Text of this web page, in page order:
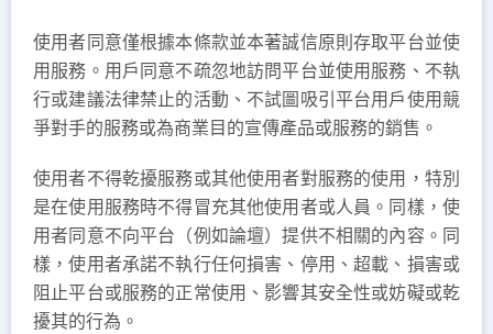
使用者同意僅根據本條款並本著誠信原則存取平台並使
用服務。用戶同意不疏忽地訪問平台並使用服務、不執
行或建議法律禁止的活動、不試圖吸引平台用戶使用競
爭對手的服務或為商業目的宣傳產品或服務的銷售。
使用者不得乾擾服務或其他使用者對服務的使用，特別
是在使用服務時不得冒充其他使用者或人員。同樣，使
用者同意不向平台（例如論壇）提供不相關的內容。同
樣，使用者承諾不執行任何損害、停用、超載、損害或
阻止平台或服務的正常使用、影響其安全性或妨礙或乾
擾其的行為。